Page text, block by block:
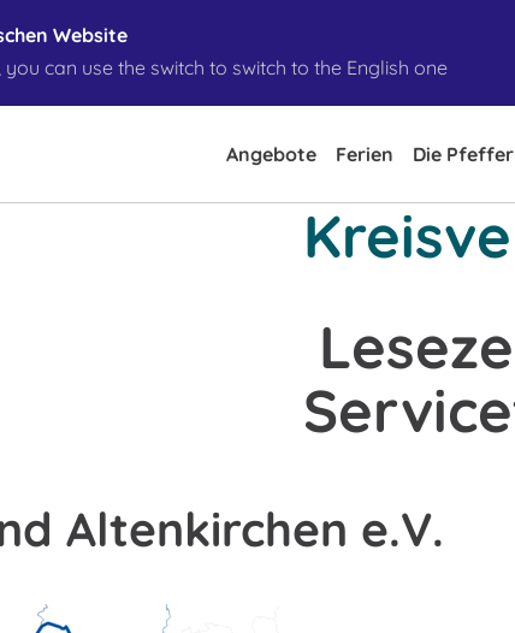
Website
can use the switch to switch to the English one
Angebote Ferien Die
Altenkirchen e.V.